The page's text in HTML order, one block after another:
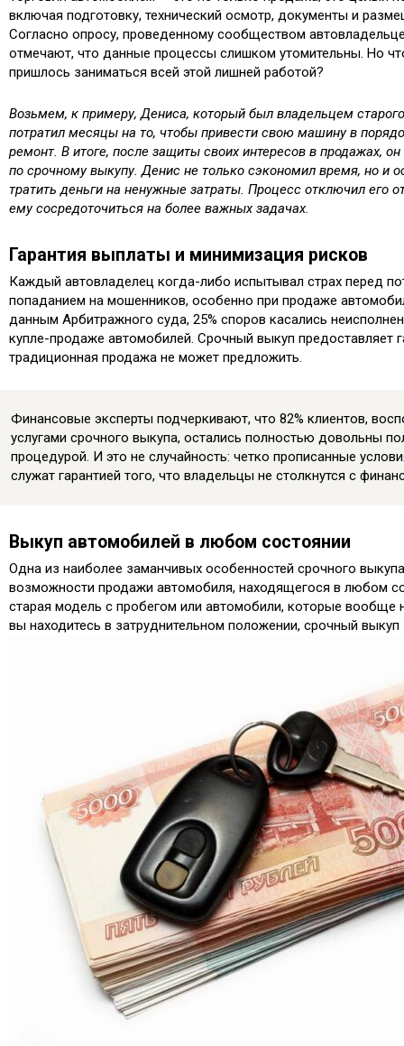
включая подготовку, технический осмотр, документы и
Согласно опросу, проведенному сообществом
отмечают, что данные процессы слишком утомительны. Но
пришлось заниматься всей этой лишней работой?
Возьмем, к примеру, Дениса, который был владельцем
потратил месяцы на то, чтобы привести свою машину в
ремонт. В итоге, после защиты своих интересов в продажах,
по срочному выкупу. Денис не только сэкономил время, но и
тратить деньги на ненужные затраты. Процесс отключил его
ему сосредоточиться на более важных задачах.
Гарантия выплаты и минимизация рисков
Каждый автовладелец когда-либо испытывал страх перед
попаданием на мошенников, особенно при продаже
данным Арбитражного суда, 25% споров касались
купле-продаже автомобилей. Срочный выкуп предоставляет
традиционная продажа не может предложить.
Финансовые эксперты подчеркивают, что 82% клиентов,
услугами срочного выкупа, остались полностью довольны
процедурой. И это не случайность: четко прописанные
служат гарантией того, что владельцы не столкнутся с
Выкуп автомобилей в любом состоянии
Одна из наиболее заманчивых особенностей срочного
возможности продажи автомобиля, находящегося в любом
старая модель с пробегом или автомобили, которые вообще
вы находитесь в затруднительном положении, срочный